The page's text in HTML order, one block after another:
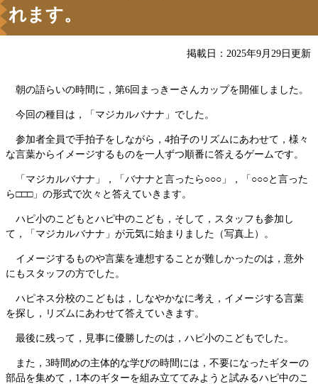
れます。
掲載日：2025年9月29日更新
朝の語らいの時間に，第6回まっきーさんカップを開催しました。
今回の種目は，「マジカルバナナ」でした。
参加者全員で手拍子をしながら，4拍子のリズムにあわせて，様々
な言葉からイメージするものを一人ずつ順番に答えるゲームです。
「マジカルバナナ」，「バナナと言ったら○○○」，「○○○と言った
ら□□□」の形式で次々と答えていきます。
ハピ小のこどもとハピ中のこども，そして，スタッフも参加し
て，「マジカルバナナ」が元気に始まりました（写真上）。
イメージするものや言葉を連想することが難しかったのは，意外
にもスタッフの方でした。
ハピネス分校のこどもは，しなやかなに考え，イメージする言葉
を探し，リズムにあわせて答えていきます。
最後に残って，見事に優勝したのは，ハピ小のこどもでした。
また，3時間めの主体的な学びの時間には，不要になったギターの
部品を集めて，1本のギターを組み立ててみようと試みるハピ中のこ